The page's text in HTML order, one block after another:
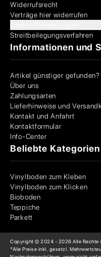
Widerrufsrecht
Verträge hier widerrufen
Streitbeilegungsverfahren
Informationen und
Artikel günstiger gefunden?
Über uns
Zahlungsarten
Lieferhinweise und
Kontakt und Anfahrt
Kontaktformular
Info-Center
Beliebte Kategorien
Vinylboden zum Kleben
Vinylboden zum Klicken
Bioboden
Teppiche
Parkett
Copyright © 2024 - 2026 Alle Rechte
*Alle Preise inkl. gesetzl.